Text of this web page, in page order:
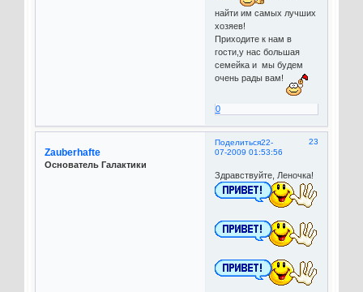
найти им самых лучших
хозяев!
Приходите к нам в
гости,у нас большая
семейка и мы будем
очень рады вам!
0
Поделиться 23
22-
07-2009 01:53:56
Zauberhafte
Основатель Галактики
Здравствуйте, Леночка!